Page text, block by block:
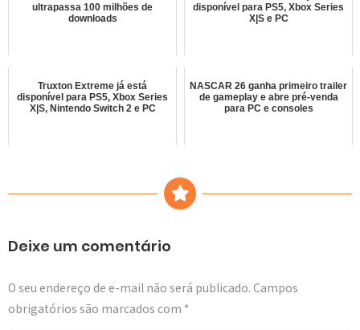
ultrapassa 100 milhões de
downloads
disponível para PS5, Xbox Series
X|S e PC
Truxton Extreme já está
disponível para PS5, Xbox Series
X|S, Nintendo Switch 2 e PC
NASCAR 26 ganha primeiro trailer
de gameplay e abre pré-venda
para PC e consoles
Deixe um comentário
O seu endereço de e-mail não será publicado. Campos
obrigatórios são marcados com *